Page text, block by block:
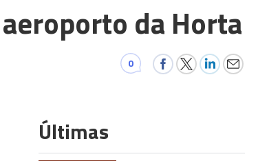
da Horta
0
Últimas